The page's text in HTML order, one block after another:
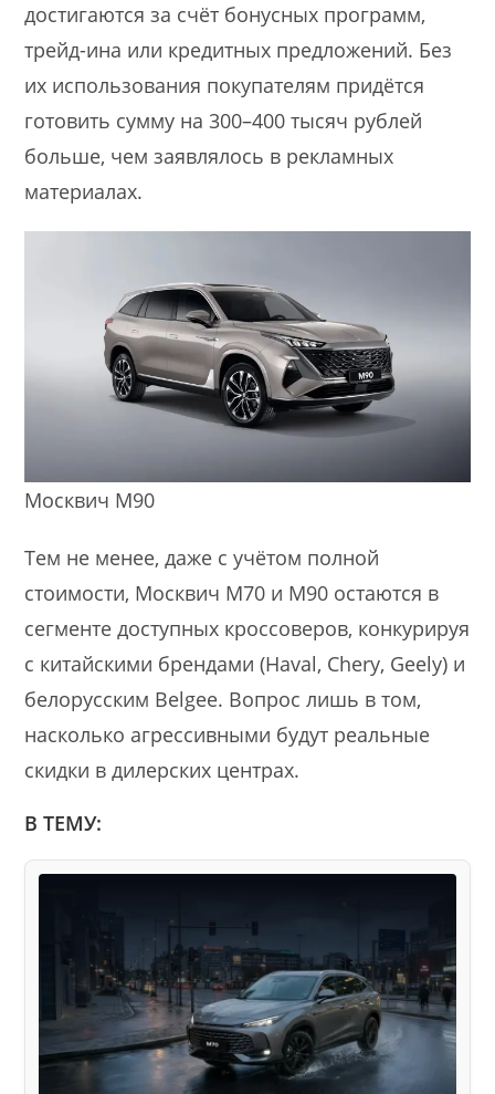
достигаются за счёт бонусных программ,
трейд-ина или кредитных предложений. Без
их использования покупателям придётся
готовить сумму на 300–400 тысяч рублей
больше, чем заявлялось в рекламных
материалах.
Москвич М90
Тем не менее, даже с учётом полной
стоимости, Москвич М70 и М90 остаются в
сегменте доступных кроссоверов, конкурируя
с китайскими брендами (Haval, Chery, Geely) и
белорусским Belgee. Вопрос лишь в том,
насколько агрессивными будут реальные
скидки в дилерских центрах.
В ТЕМУ: